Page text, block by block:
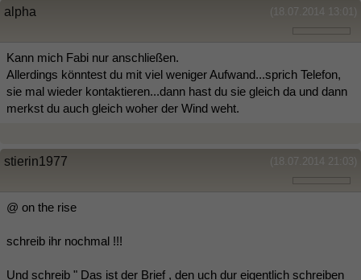
(18.07.2014 13:01)
alpha
Kann mich Fabi nur anschließen.
Allerdings könntest du mit viel weniger Aufwand...sprich Telefon,
sie mal wieder kontaktieren...dann hast du sie gleich da und dann
merkst du auch gleich woher der Wind weht.
(18.07.2014 21:03)
stierin1977
@ on the rise
schreib ihr nochmal !!!
Und schreib " Das ist der Brief , den uch dur eigentlich schreiben